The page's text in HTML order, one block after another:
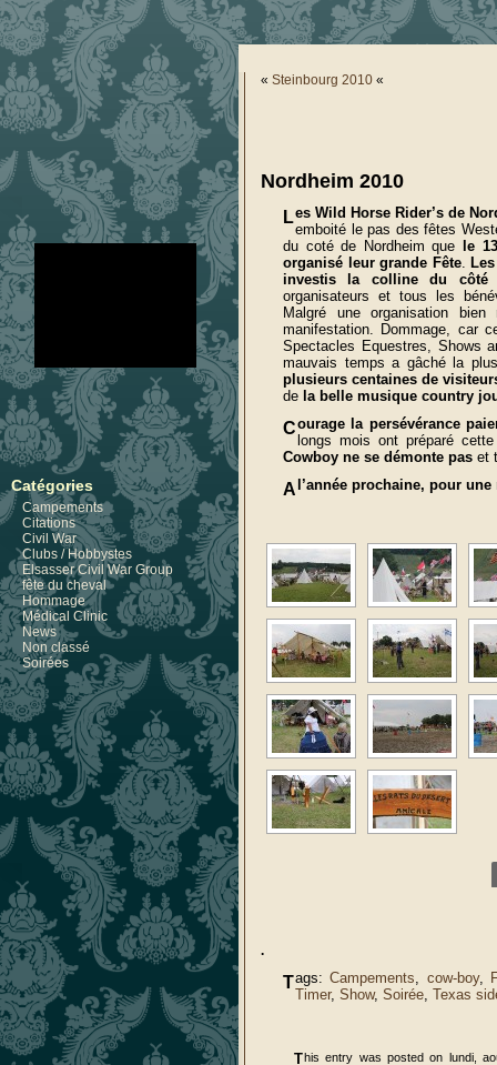
Catégories
Campements
Citations
Civil War
Clubs / Hobbystes
Elsasser Civil War Group
fête du cheval
Hommage
Médical Clinic
News
Non classé
Soirées
« Steinbourg 2010 «
Nordheim 2010
Les Wild Horse Rider’s de
emboité le pas des fêtes
du coté de Nordheim que
le
organisé leur grande Fête.
investis la colline du côté
organisateurs et tous les
Malgré une organisation
manifestation. Dommage, car
Spectacles Equestres, Shows
mauvais temps a gâché la
plusieurs centaines de
de la belle musique country
Courage la persévérance
longs mois ont préparé
Cowboy ne se démonte pas et
A l’année prochaine, pour
.
Tags:Campements, cow-boy,
Timer, Show, Soirée, Texas
This entry was posted on lundi,